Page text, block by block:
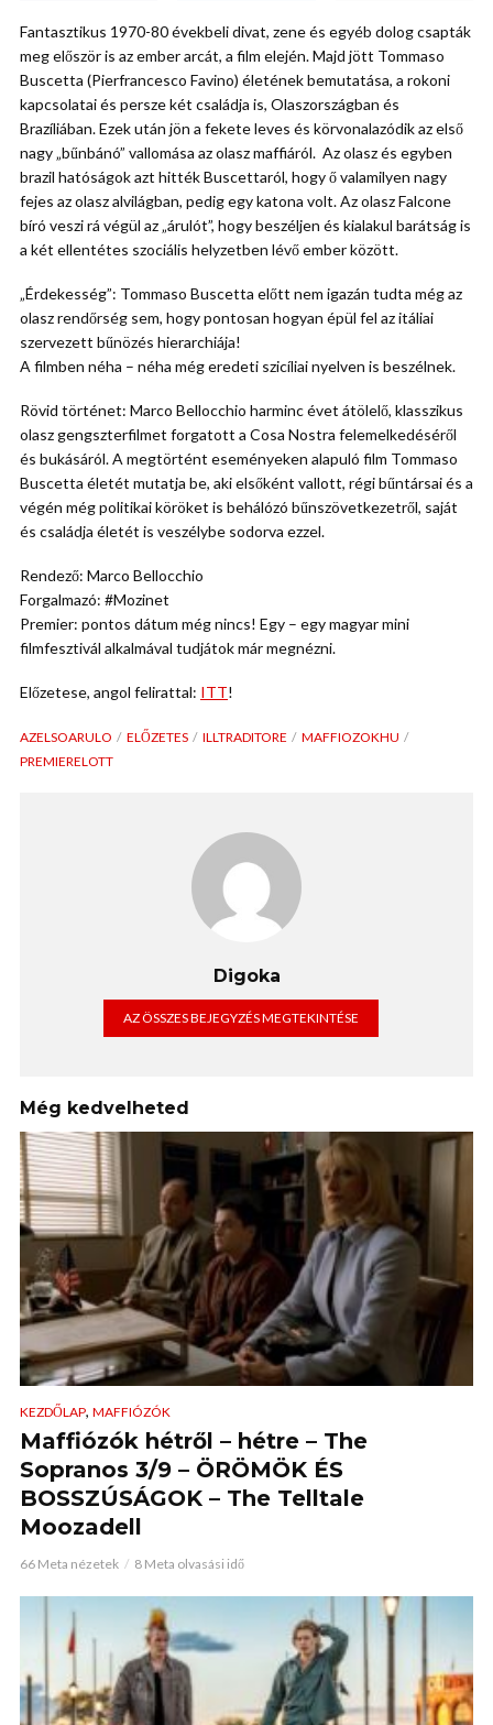
Fantasztikus 1970-80 évekbeli divat, zene és egyéb dolog csapták
meg először is az ember arcát, a film elején. Majd jött Tommaso
Buscetta (Pierfrancesco Favino) életének bemutatása, a rokoni
kapcsolatai és persze két családja is, Olaszországban és
Brazíliában. Ezek után jön a fekete leves és körvonalazódik az első
nagy „bűnbánó” vallomása az olasz maffiáról. Az olasz és egyben
brazil hatóságok azt hitték Buscettaról, hogy ő valamilyen nagy
fejes az olasz alvilágban, pedig egy katona volt. Az olasz Falcone
bíró veszi rá végül az „árulót”, hogy beszéljen és kialakul barátság is
a két ellentétes szociális helyzetben lévő ember között.
„Érdekesség”: Tommaso Buscetta előtt nem igazán tudta még az
olasz rendőrség sem, hogy pontosan hogyan épül fel az itáliai
szervezett bűnözés hierarchiája!
A filmben néha – néha még eredeti szicíliai nyelven is beszélnek.
Rövid történet: Marco Bellocchio harminc évet átölelő, klasszikus
olasz gengszterfilmet forgatott a Cosa Nostra felemelkedéséről
és bukásáról. A megtörtént eseményeken alapuló film Tommaso
Buscetta életét mutatja be, aki elsőként vallott, régi bűntársai és a
végén még politikai köröket is behálózó bűnszövetkezetről, saját
és családja életét is veszélybe sodorva ezzel.
Rendező: Marco Bellocchio
Forgalmazó: #Mozinet
Premier: pontos dátum még nincs! Egy – egy magyar mini
filmfesztivál alkalmával tudjátok már megnézni.
Előzetese, angol felirattal: ITT!
AZELSOARULO ELŐZETES ILLTRADITORE
MAFFIOZOKHU
PREMIERELOTT
Digoka
AZ ÖSSZES BEJEGYZÉS MEGTEKINTÉSE
Még kedvelheted
KEZDŐLAP, MAFFIÓZÓK
Maffiózók hétről – hétre – The
Sopranos 3/9 – ÖRÖMÖK ÉS
BOSSZÚSÁGOK – The Telltale
Moozadell
66 Meta nézetek 8 Meta olvasási idő